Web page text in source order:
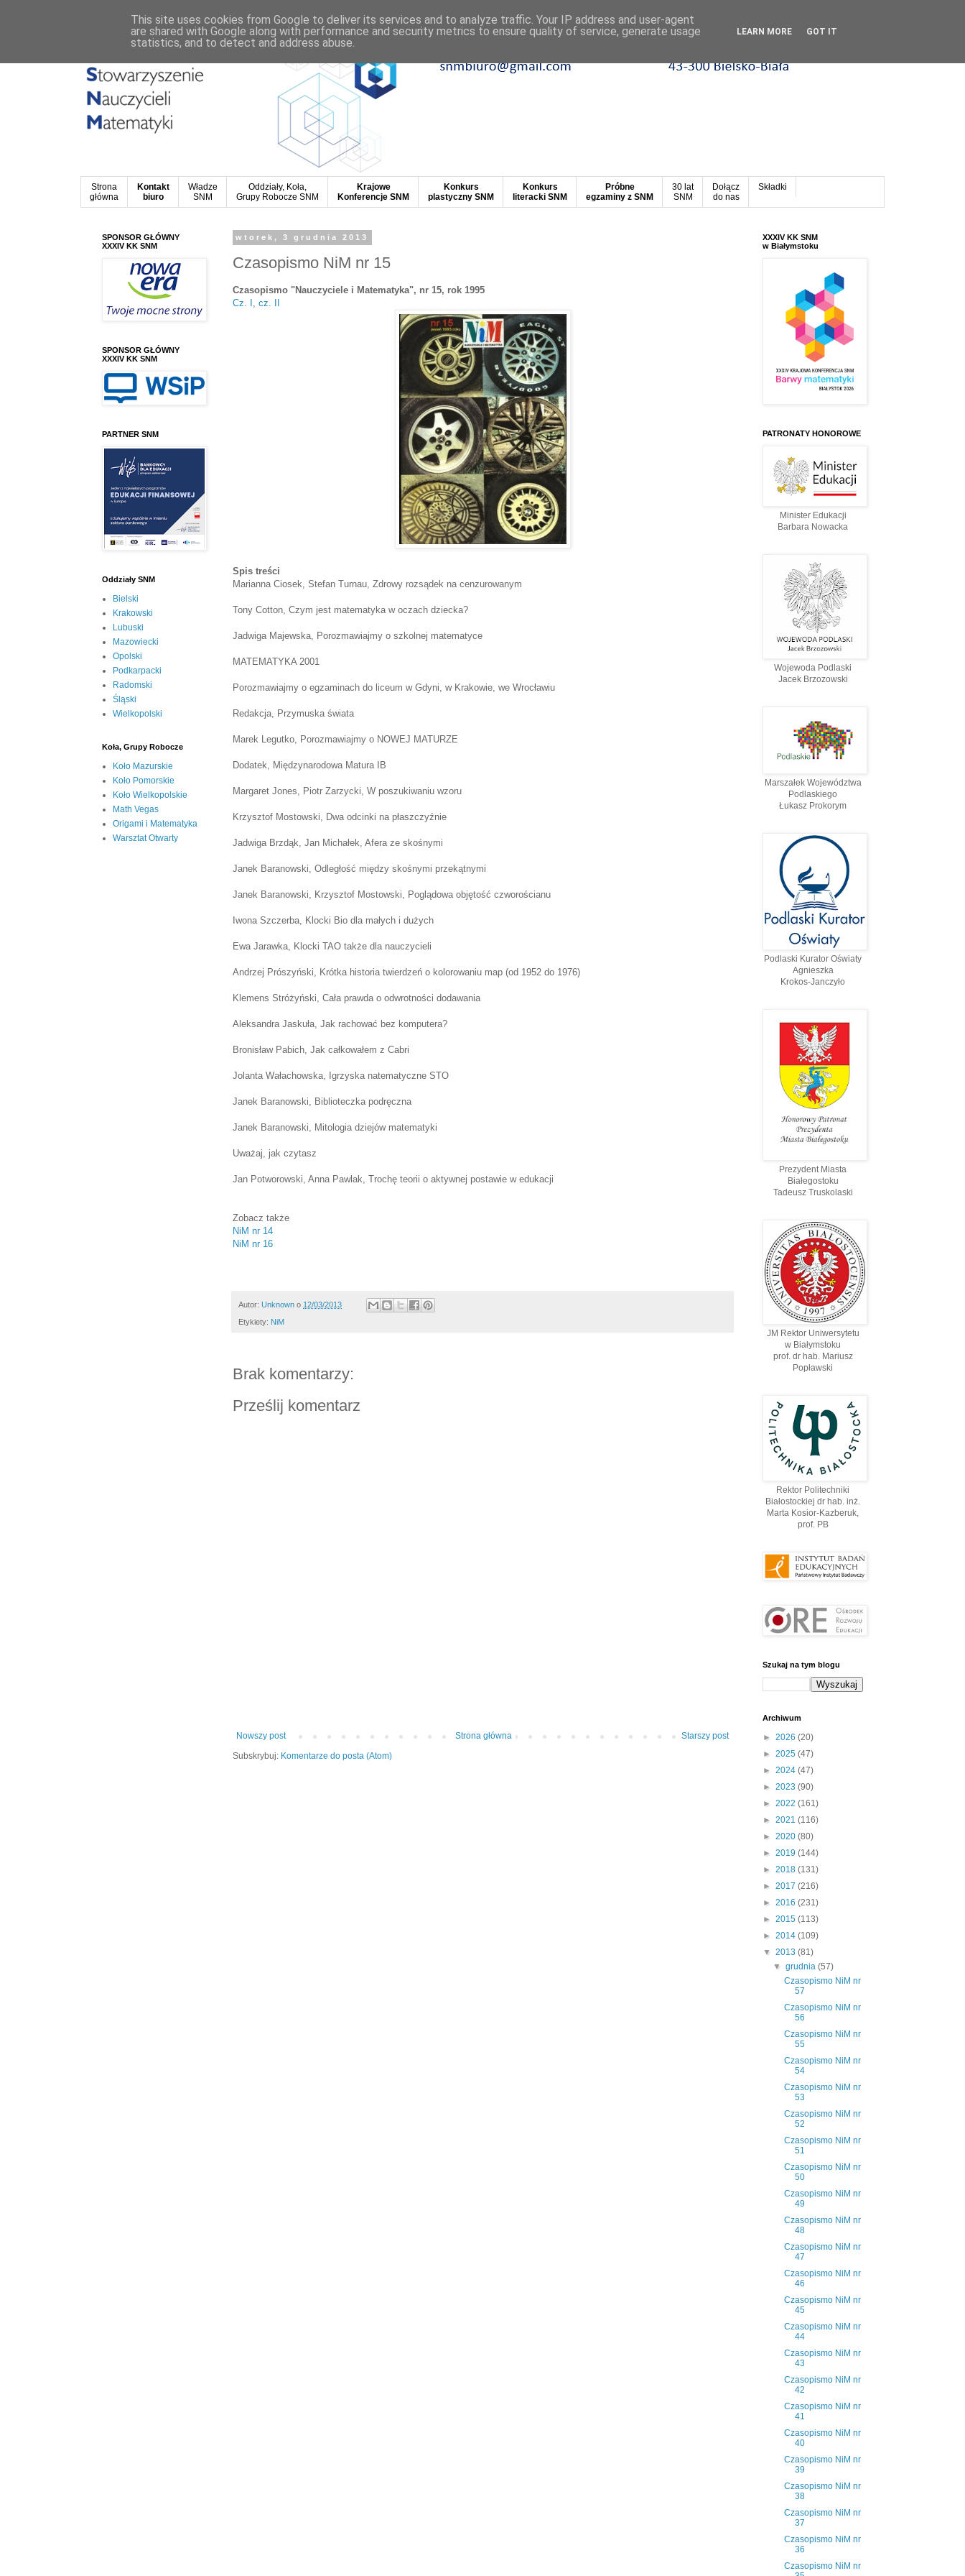
Strona
główna
Kontakt
biuro
Władze
SNM
Oddziały, Koła,
Grupy Robocze SNM
Krajowe
Konferencje SNM
Konkurs
plastyczny SNM
Konkurs
literacki SNM
Próbne
egzaminy z SNM
30 lat
SNM
Dołącz
do nas
Składki
wtorek, 3 grudnia 2013
Czasopismo NiM nr 15
Czasopismo "Nauczyciele i Matematyka", nr 15, rok 1995
Cz. I , cz. II
Spis treści
Marianna Ciosek, Stefan Turnau, Zdrowy rozsądek na cenzurowanym
Tony Cotton, Czym jest matematyka w oczach dziecka?
Jadwiga Majewska, Porozmawiajmy o szkolnej matematyce
MATEMATYKA 2001
Porozmawiajmy o egzaminach do liceum w Gdyni, w Krakowie, we Wrocławiu
Redakcja, Przymuska świata
Marek Legutko, Porozmawiajmy o NOWEJ MATURZE
Dodatek, Międzynarodowa Matura IB
Margaret Jones, Piotr Zarzycki, W poszukiwaniu wzoru
Krzysztof Mostowski, Dwa odcinki na płaszczyźnie
Jadwiga Brzdąk, Jan Michałek, Afera ze skośnymi
Janek Baranowski, Odległość między skośnymi przekątnymi
Janek Baranowski, Krzysztof Mostowski, Poglądowa objętość czworościanu
Iwona Szczerba, Klocki Bio dla małych i dużych
Ewa Jarawka, Klocki TAO także dla nauczycieli
Andrzej Prószyński, Krótka historia twierdzeń o kolorowaniu map (od 1952 do 1976)
Klemens Stróżyński, Cała prawda o odwrotności dodawania
Aleksandra Jaskuła, Jak rachować bez komputera?
Bronisław Pabich, Jak całkowałem z Cabri
Jolanta Wałachowska, Igrzyska natematyczne STO
Janek Baranowski, Biblioteczka podręczna
Janek Baranowski, Mitologia dziejów matematyki
Uważaj, jak czytasz
Jan Potworowski, Anna Pawlak, Trochę teorii o aktywnej postawie w edukacji
Zobacz także
NiM nr 14
NiM nr 16
Autor: Unknown o 12/03/2013
Etykiety: NiM
Brak komentarzy:
Prześlij komentarz
Nowszy post Starszy post
Strona główna
Subskrybuj: Komentarze do posta (Atom)
SPONSOR GŁÓWNY
XXXIV KK SNM
SPONSOR GŁÓWNY
XXXIV KK SNM
PARTNER SNM
Oddziały SNM
Bielski
Krakowski
Lubuski
Mazowiecki
Opolski
Podkarpacki
Radomski
Śląski
Wielkopolski
Koła, Grupy Robocze
Koło Mazurskie
Koło Pomorskie
Koło Wielkopolskie
Math Vegas
Origami i Matematyka
Warsztat Otwarty
XXXIV KK SNM
w Białymstoku
PATRONATY HONOROWE
Minister Edukacji
Barbara Nowacka
Wojewoda Podlaski
Jacek Brzozowski
Marszałek Województwa
Podlaskiego
Łukasz Prokorym
Podlaski Kurator Oświaty
Agnieszka
Krokos-Janczyło
Prezydent Miasta
Białegostoku
Tadeusz Truskolaski
JM Rektor Uniwersytetu
w Białymstoku
prof. dr hab. Mariusz
Popławski
Rektor Politechniki
Białostockiej dr hab. inż.
Marta Kosior-Kazberuk,
prof. PВ
Szukaj na tym blogu
Archiwum
► 2026 (20)
► 2025 (47)
► 2024 (47)
► 2023 (90)
► 2022 (161)
► 2021 (116)
► 2020 (80)
► 2019 (144)
► 2018 (131)
► 2017 (216)
► 2016 (231)
► 2015 (113)
► 2014 (109)
▼ 2013 (81)
▼grudnia(57)
Czasopismo NiM nr
57
Czasopismo NiM nr
56
Czasopismo NiM nr
55
Czasopismo NiM nr
54
Czasopismo NiM nr
53
Czasopismo NiM nr
52
Czasopismo NiM nr
51
Czasopismo NiM nr
50
Czasopismo NiM nr
49
Czasopismo NiM nr
48
Czasopismo NiM nr
47
Czasopismo NiM nr
46
Czasopismo NiM nr
45
Czasopismo NiM nr
44
Czasopismo NiM nr
43
Czasopismo NiM nr
42
Czasopismo NiM nr
41
Czasopismo NiM nr
40
Czasopismo NiM nr
39
Czasopismo NiM nr
38
Czasopismo NiM nr
37
Czasopismo NiM nr
36
Czasopismo NiM nr
This site uses cookies from Google to deliver its services and to analyze traffic. Your IP address and user-agent
are shared with Google along with performance and security metrics to ensure quality of service, generate usage
statistics, and to detect and address abuse.
LEARN MORE GOT IT